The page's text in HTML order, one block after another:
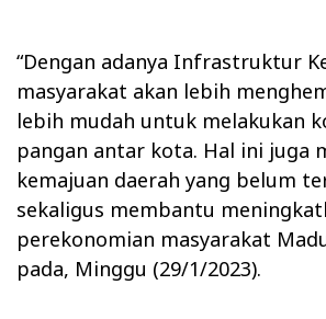
“Dengan adanya Infrastruktur
masyarakat akan lebih
lebih mudah untuk melakukan
pangan antar kota. Hal ini juga
kemajuan daerah yang belum
sekaligus membantu
perekonomian masyarakat
pada, Minggu (29/1/2023).